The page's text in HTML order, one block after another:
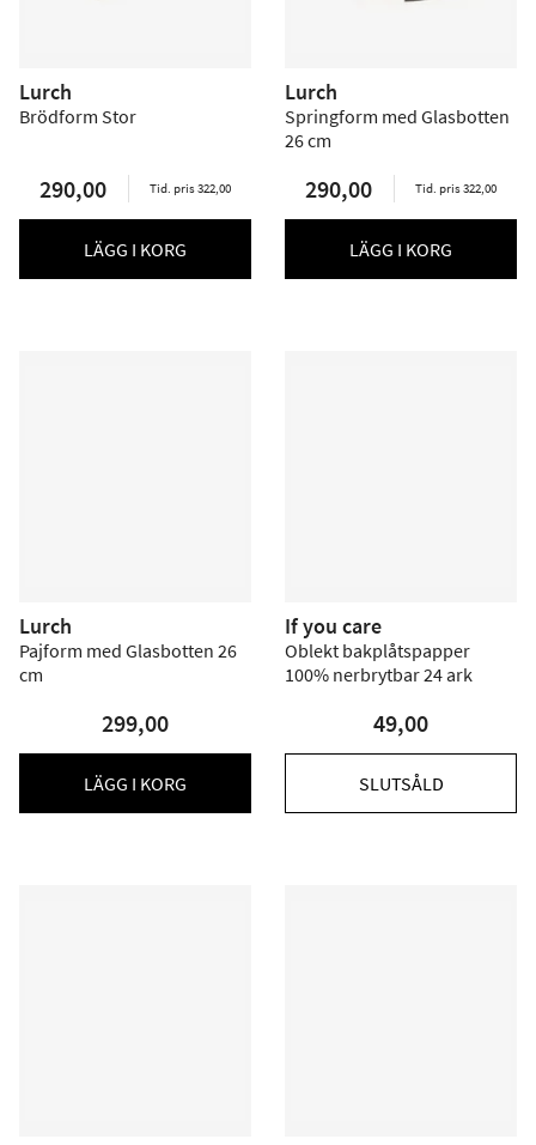
Lurch
Brödform Stor
290,00 Tid. pris 322,00
LÄGG I KORG
Lurch
Springform med Glasbotten
26 cm
290,00 Tid. pris 322,00
LÄGG I KORG
Lurch
Pajform med Glasbotten 26
cm
299,00
LÄGG I KORG
If you care
Oblekt bakplåtspapper
100% nerbrytbar 24 ark
49,00
SLUTSÅLD